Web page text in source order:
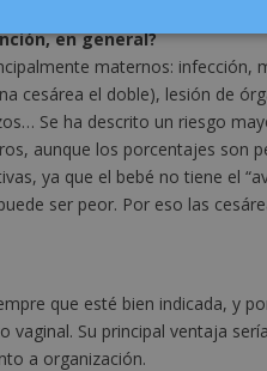
en general?
maternos: infección,
cesárea el doble), lesión de
Se ha descrito un riesgo
aunque los porcentajes son
ya que el bebé no tiene el
ser peor. Por eso las
que esté bien indicada, y
vaginal. Su principal ventaja
a organización.